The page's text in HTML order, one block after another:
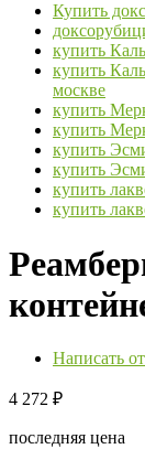
Купить
купить
купить
москве
купить
купить
купить
купить
купить
купить
Написать
4 272 ₽
последняя цена